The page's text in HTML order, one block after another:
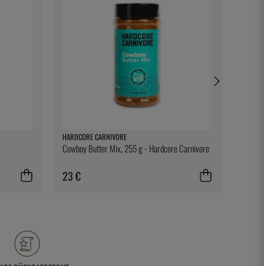
HARDCORE CARNIVORE
Cowboy Butter Mix, 255 g - Hardcore Carnivore
23 €